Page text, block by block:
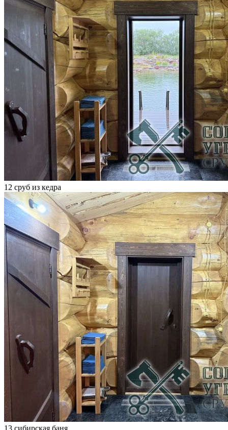
12 сруб из кедра
13 сибирская баня